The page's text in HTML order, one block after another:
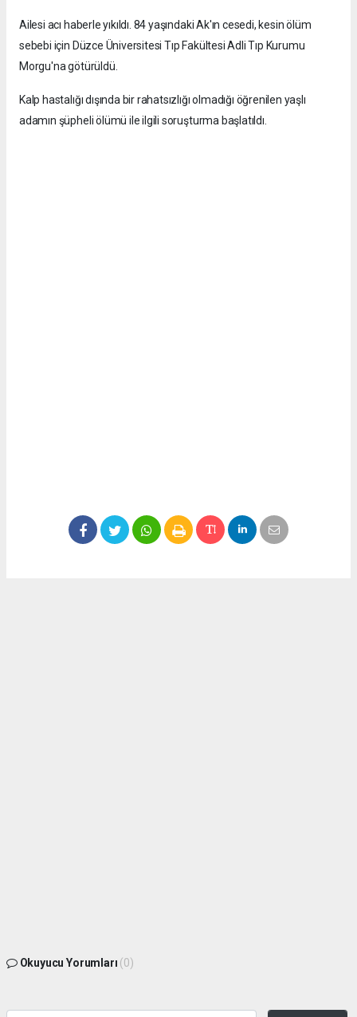
Ailesi acı haberle yıkıldı. 84 yaşındaki Ak'ın cesedi, kesin ölüm
sebebi için Düzce Üniversitesi Tıp Fakültesi Adli Tıp Kurumu
Morgu'na götürüldü.
Kalp hastalığı dışında bir rahatsızlığı olmadığı öğrenilen yaşlı
adamın şüpheli ölümü ile ilgili soruşturma başlatıldı.
Okuyucu Yorumları (0)